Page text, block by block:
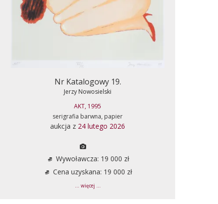
Nr Katalogowy 19.
Jerzy Nowosielski
AKT, 1995
serigrafia barwna, papier
aukcja z 24 lutego 2026
Wywoławcza: 19 000 zł
Cena uzyskana: 19 000 zł
... więcej ...